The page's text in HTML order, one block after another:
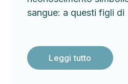
sangue: a questi figli di
Leggi tutto